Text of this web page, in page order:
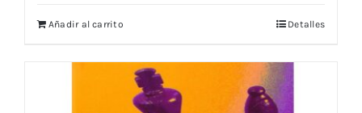
Añadir al carrito Detalles